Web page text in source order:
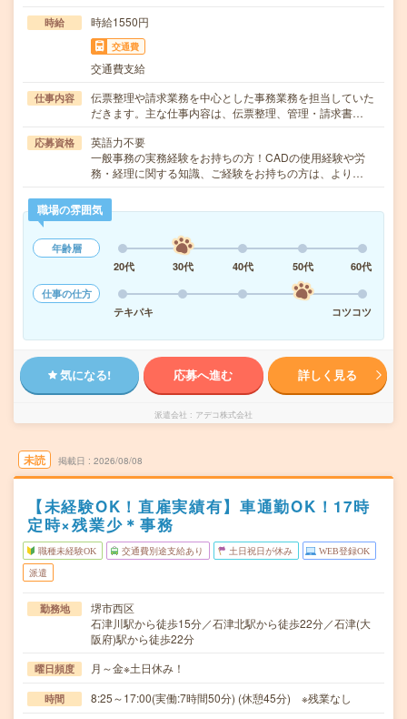
時給 時給1550円
交通費
交通費支給
仕事内容
伝票整理や請求業務を中心とした事務業務を担当していた
だきます。主な仕事内容は、伝票整理、管理・請求書…
応募資格
英語力不要
一般事務の実務経験をお持ちの方！CADの使用経験や労
務・経理に関する知識、ご経験をお持ちの方は、より…
職場の雰囲気
年齢層
20代
30代 40代 50代
60代
仕事の仕方
テキパキ
コツコツ
気になる! 応募へ進む 詳しく見る
派遣会社 アデコ株式会社
未読 掲載日 2026/08/08
【未経験OK！直雇実績有】車通勤OK！17時
定時×残業少＊事務
職種未経験OK 交通費別途支給あり 土日祝日が休み WEB登録OK
派遣
勤務地
堺市西区
石津川駅から徒歩15分／石津北駅から徒歩22分／石津(大
阪府)駅から徒歩22分
曜日頻度 月～金※土日休み！
時間 8:25～17:00(実働:7時間50分) (休憩45分) ※残業なし